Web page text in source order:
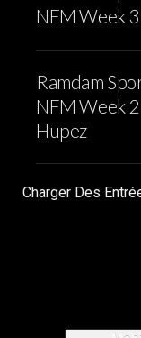
NFM Week 3
Ramdam
NFM Week
Hupez
Charger Des